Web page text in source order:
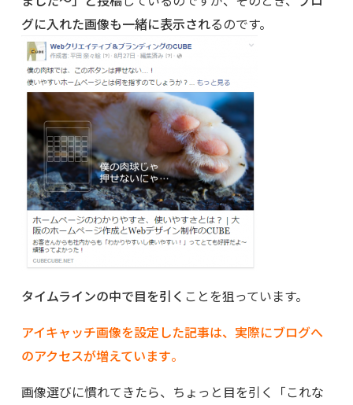
グに入れた画像も一緒に表示されるのです。
タイムラインの中で目を引く ことを狙っています。
アイキャッチ画像を設定した記事は、実際にブログへ
のアクセスが増えています。
画像選びに慣れてきたら、ちょっと目を引く「これな